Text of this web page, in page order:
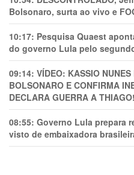
Bolsonaro, surta ao vivo e
10:17: Pesquisa Quaest
do governo Lula pelo
09:14: VÍDEO: KASSIO
BOLSONARO E CONFIRMA
DECLARA GUERRA A
08:55: Governo Lula prepara
visto de embaixadora